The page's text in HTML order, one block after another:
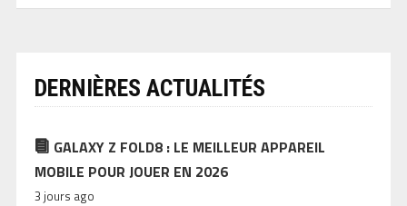
DERNIÈRES ACTUALITÉS
GALAXY Z FOLD8 : LE MEILLEUR APPAREIL
MOBILE POUR JOUER EN 2026
3 jours ago